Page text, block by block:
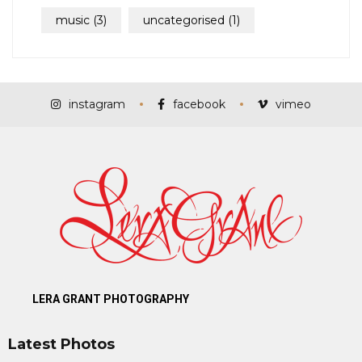
music (3) uncategorised (1)
instagram facebook vimeo
LERA GRANT PHOTOGRAPHY
Latest Photos